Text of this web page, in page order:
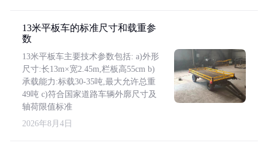
13米平板车的标准尺寸和载重参
数
13米平板车主要技术参数包括: a)外形
尺寸:长13m×宽2.45m,栏板高55cm b)
承载能力:标载30-35吨,最大允许总重
49吨 c)符合国家道路车辆外廓尺寸及
轴荷限值标准
2026年8月4日